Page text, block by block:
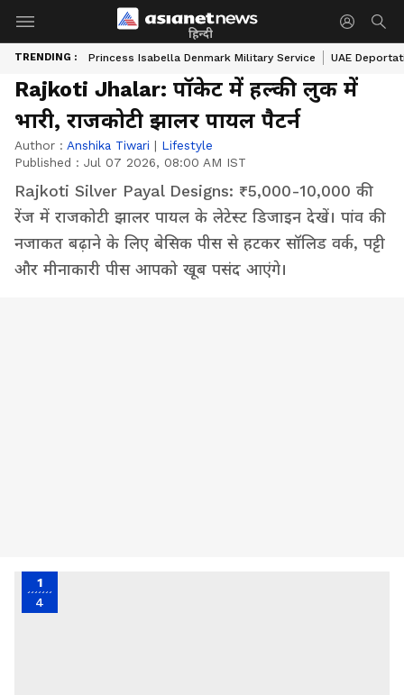
हिन्दी
TRENDING : Princess Isabella Denmark Military Service UAE
Rajkoti Jhalar: पॉकेट में हल्की लुक में
भारी, राजकोटी झालर पायल पैटर्न
Author : Anshika Tiwari | Lifestyle
Published : Jul 07 2026, 08:00 AM IST
Rajkoti Silver Payal Designs: ₹5,000-10,000 की
रेंज में राजकोटी झालर पायल के लेटेस्ट डिजाइन देखें। पांव की
नजाकत बढ़ाने के लिए बेसिक पीस से हटकर सॉलिड वर्क, पट्टी
और मीनाकारी पीस आपको खूब पसंद आएंगे।
1
4